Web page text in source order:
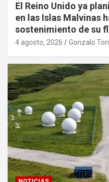
El Reino Unido ya
en las Islas Malvinas
sostenimiento de su
4 agosto, 2026 Gonzalo